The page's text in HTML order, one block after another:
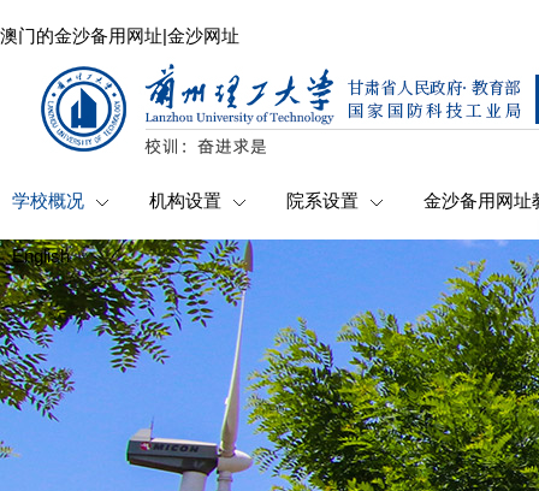
澳门的金沙备用网址|金沙网址
学校概况 机构设置 院系设置 金沙备用网址
English